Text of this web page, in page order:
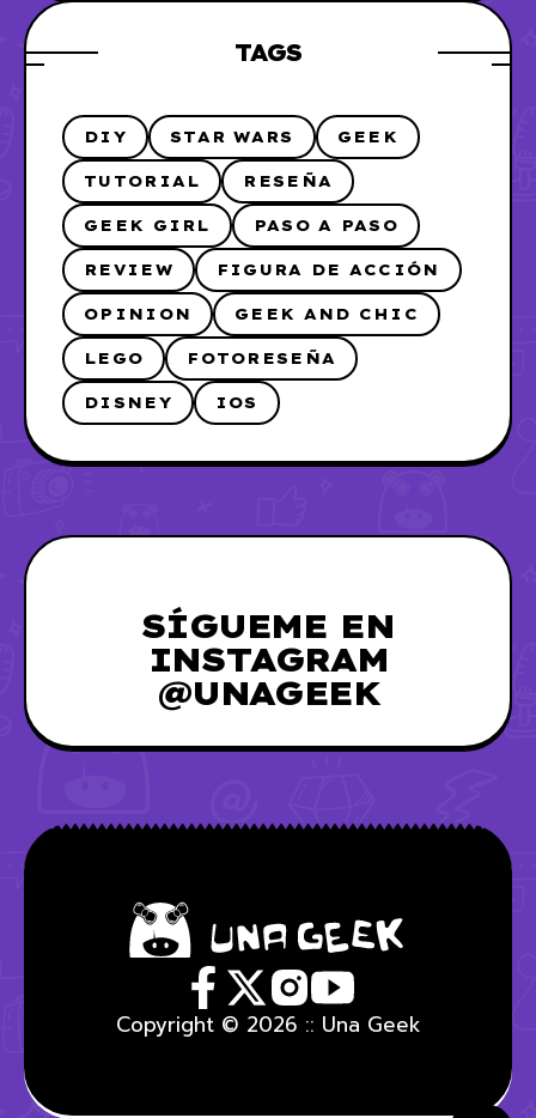
TAGS
DIY STAR WARS GEEK
TUTORIAL RESEÑA
GEEK GIRL PASO A PASO
REVIEW FIGURA DE ACCIÓN
OPINION GEEK AND CHIC
LEGO FOTORESEÑA
DISNEY IOS
SÍGUEME EN
INSTAGRAM
@UNAGEEK
Copyright © 2026 :: Una Geek